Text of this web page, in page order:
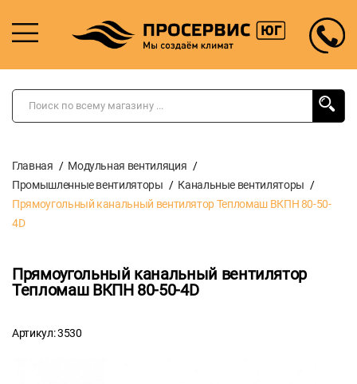
Главная
Модульная вентиляция
Промышленные вентиляторы
Канальные вентиляторы
Прямоугольный канальный вентилятор Тепломаш ВКПН 80-50-
4D
Прямоугольный канальный вентилятор
Тепломаш ВКПН 80-50-4D
Артикул: 3530